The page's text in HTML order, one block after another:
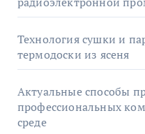
Технология сушки и
термодоски из ясеня
Актуальные способы
профессиональных
среде